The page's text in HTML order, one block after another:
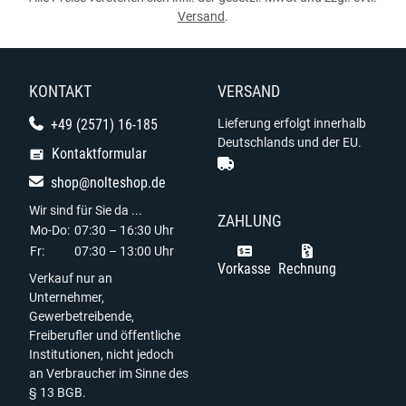
Versand.
KONTAKT
+49 (2571) 16-185
Kontaktformular
shop@nolteshop.de
Wir sind für Sie da ...
Mo-Do: 07:30 – 16:30 Uhr
Fr:
07:30 – 13:00 Uhr
Verkauf nur an
Unternehmer,
Gewerbetreibende,
Freiberufler und öffentliche
Institutionen, nicht jedoch
an Verbraucher im Sinne des
§ 13 BGB.
VERSAND
Lieferung erfolgt innerhalb
Deutschlands und der EU.
ZAHLUNG
Vorkasse Rechnung